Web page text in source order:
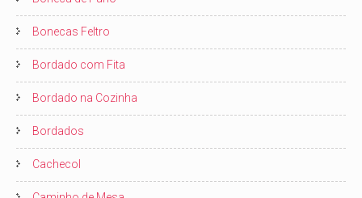
Bonecas Feltro
Bordado com Fita
Bordado na Cozinha
Bordados
Cachecol